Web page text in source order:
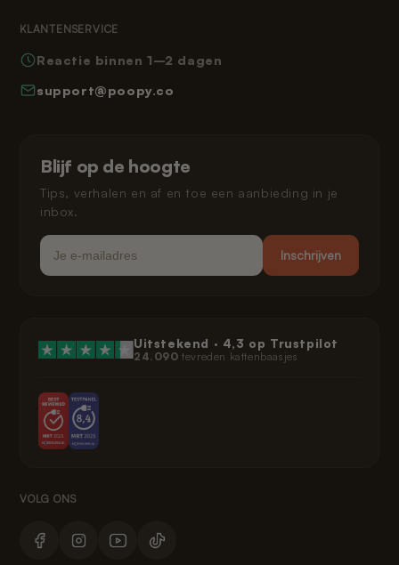
Veelgestelde vragen
Hoe werkt Poopy
Kat laten wennen
Leeshoek
Herroepingsrecht
Garantie
Klarna privacybeleid
Juridisch
Blijf op de hoogte
Tips, verhalen en af en toe een aanbieding in je
inbox.
Email
Inschrijven
KLANTENSERVICE
Reactie binnen 1–2 dagen
support@poopy.co
Uitstekend · 4,3 op Trustpilot
24.090 tevreden kattenbaasjes